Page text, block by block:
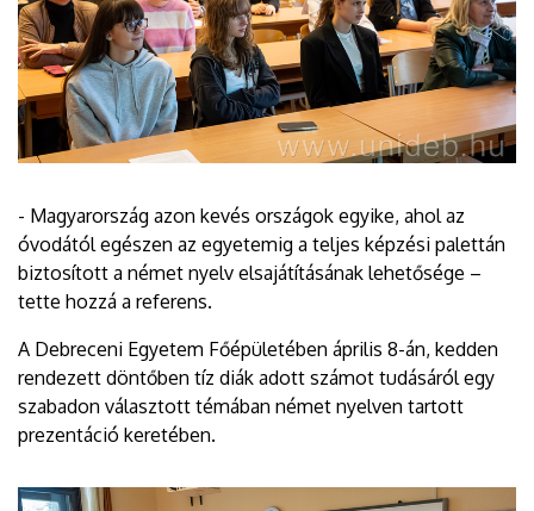
- Magyarország azon kevés országok egyike, ahol az
óvodától egészen az egyetemig a teljes képzési palettán
biztosított a német nyelv elsajátításának lehetősége –
tette hozzá a referens.
A Debreceni Egyetem Főépületében április 8-án, kedden
rendezett döntőben tíz diák adott számot tudásáról egy
szabadon választott témában német nyelven tartott
prezentáció keretében.